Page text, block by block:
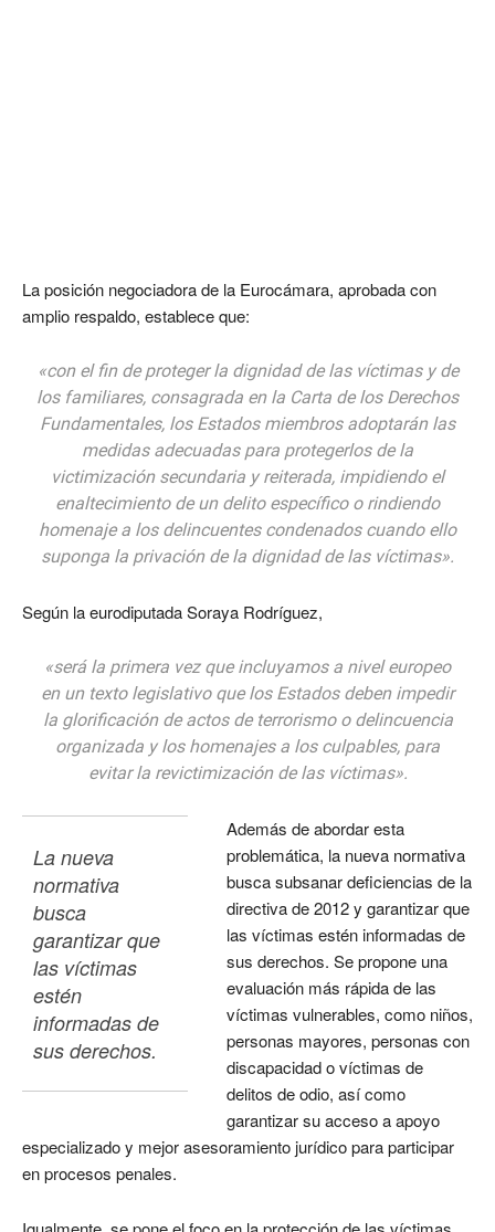
La posición negociadora de la Eurocámara, aprobada con
amplio respaldo, establece que:
«con el fin de proteger la dignidad de las víctimas y de
los familiares, consagrada en la Carta de los Derechos
Fundamentales, los Estados miembros adoptarán las
medidas adecuadas para protegerlos de la
victimización secundaria y reiterada, impidiendo el
enaltecimiento de un delito específico o rindiendo
homenaje a los delincuentes condenados cuando ello
suponga la privación de la dignidad de las víctimas».
Según la eurodiputada Soraya Rodríguez,
«será la primera vez que incluyamos a nivel europeo
en un texto legislativo que los Estados deben impedir
la glorificación de actos de terrorismo o delincuencia
organizada y los homenajes a los culpables, para
evitar la revictimización de las víctimas».
La nueva
normativa
busca
garantizar que
las víctimas
estén
informadas de
sus derechos.
Además de abordar esta
problemática, la nueva normativa
busca subsanar deficiencias de la
directiva de 2012 y garantizar que
las víctimas estén informadas de
sus derechos. Se propone una
evaluación más rápida de las
víctimas vulnerables, como niños,
personas mayores, personas con
discapacidad o víctimas de
delitos de odio, así como
garantizar su acceso a apoyo
especializado y mejor asesoramiento jurídico para participar
en procesos penales.